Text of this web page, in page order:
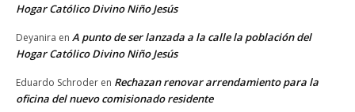
Hogar Católico Divino Niño Jesús
Deyanira en A punto de ser lanzada a la calle la población del
Hogar Católico Divino Niño Jesús
Eduardo Schroder en Rechazan renovar arrendamiento para la
oficina del nuevo comisionado residente